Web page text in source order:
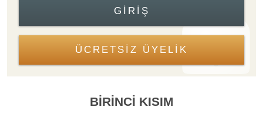
GIRIŞ
ÜCRETSİZ ÜYELİK
BİRİNCİ KISIM